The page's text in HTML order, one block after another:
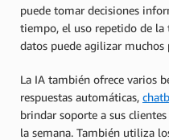
puede tomar decisiones
tiempo, el uso repetido de la
datos puede agilizar muchos
La IA también ofrece varios
respuestas automáticas,
brindar soporte a sus
la semana. También utiliza